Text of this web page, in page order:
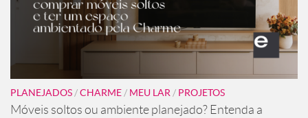
PLANEJADOS /CHARME / MEU LAR / PROJETOS
Móveis soltos ou ambiente planejado? Entenda a